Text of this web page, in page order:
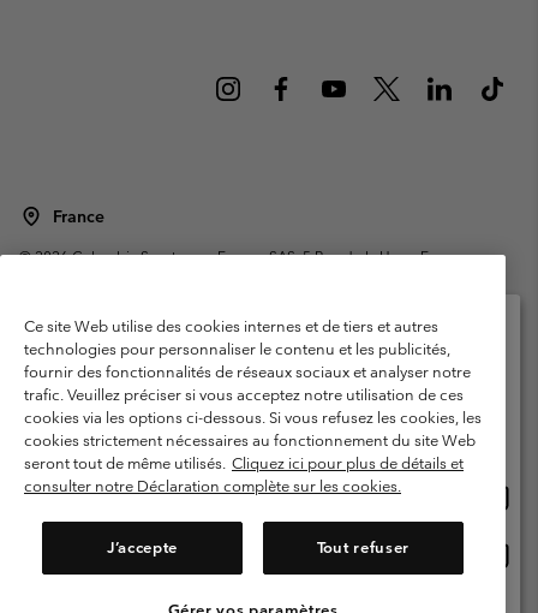
France
©2026Columbia Sportswear Europe SAS. 5 Rue de la Haye, Espace
Garanties Légales
Politique de confidentialité
Conditions d'utilisation - Membres
Conditions D'utilisation - Contenu généré par l'utilisateur
Impressum
Cookies
Public CBCR
Service client: Lun - Sam de 9h à 13h et de 14h à 18h
Ce site Web utilise des cookies internes et de tiers et autres
technologies pour personnaliser le contenu et les publicités,
fournir des fonctionnalités de réseaux sociaux et analyser notre
trafic. Veuillez préciser si vous acceptez notre utilisation de ces
cookies via les options ci-dessous. Si vous refusez les cookies, les
cookies strictement nécessaires au fonctionnement du site Web
seront tout de même utilisés. Cliquez ici pour plus de détails et
consulter notre Déclaration complète sur les cookies.
J’accepte Tout refuser
Veuillez sélectionner votre pays d’expédition et
votre langue
Achats en ligne disponibles
United States
ligne
France